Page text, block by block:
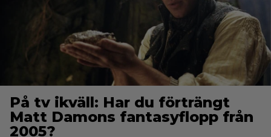
På tv ikväll: Har du förträngt
Matt Damons fantasyflopp från
2005?